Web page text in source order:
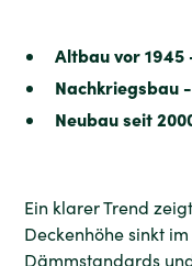
Altbau vor 1945
Nachkriegsbau
Neubau seit
Ein klarer Trend
Deckenhöhe sinkt
Dämmstandards